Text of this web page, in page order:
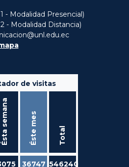
- Modalidad Presencial)
- Modalidad Distancia)
de visitas
Ésta semana Éste mes Total
36747 546240